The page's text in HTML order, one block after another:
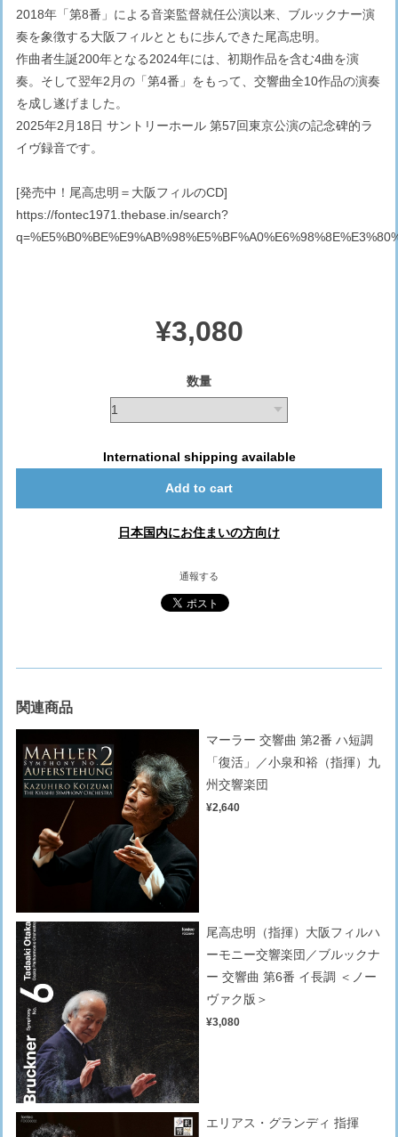
2018年「第8番」による音楽監督就任公演以来、ブルックナー演
奏を象徴する大阪フィルとともに歩んできた尾高忠明。
作曲者生誕200年となる2024年には、初期作品を含む4曲を演
奏。そして翌年2月の「第4番」をもって、交響曲全10作品の演奏
を成し遂げました。
2025年2月18日 サントリーホール 第57回東京公演の記念碑的ラ
イヴ録音です。
[発売中！尾高忠明＝大阪フィルのCD]
https://fontec1971.thebase.in/search?
¥3,080
数量
International shipping available
Add to cart
日本国内にお住まいの方向け
通報する
関連商品
マーラー 交響曲 第2番 ハ短調
「復活」／小泉和裕（指揮）九
州交響楽団
¥2,640
尾高忠明（指揮）大阪フィルハ
ーモニー交響楽団／ブルックナ
ー 交響曲 第6番 イ長調 ＜ノー
ヴァク版＞
¥3,080
エリアス・グランディ 指揮